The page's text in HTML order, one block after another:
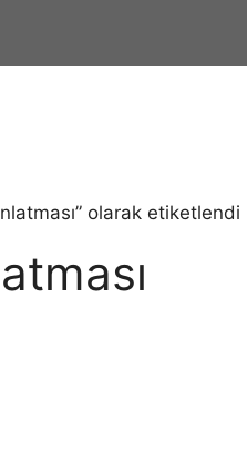
olarak etiketlendi